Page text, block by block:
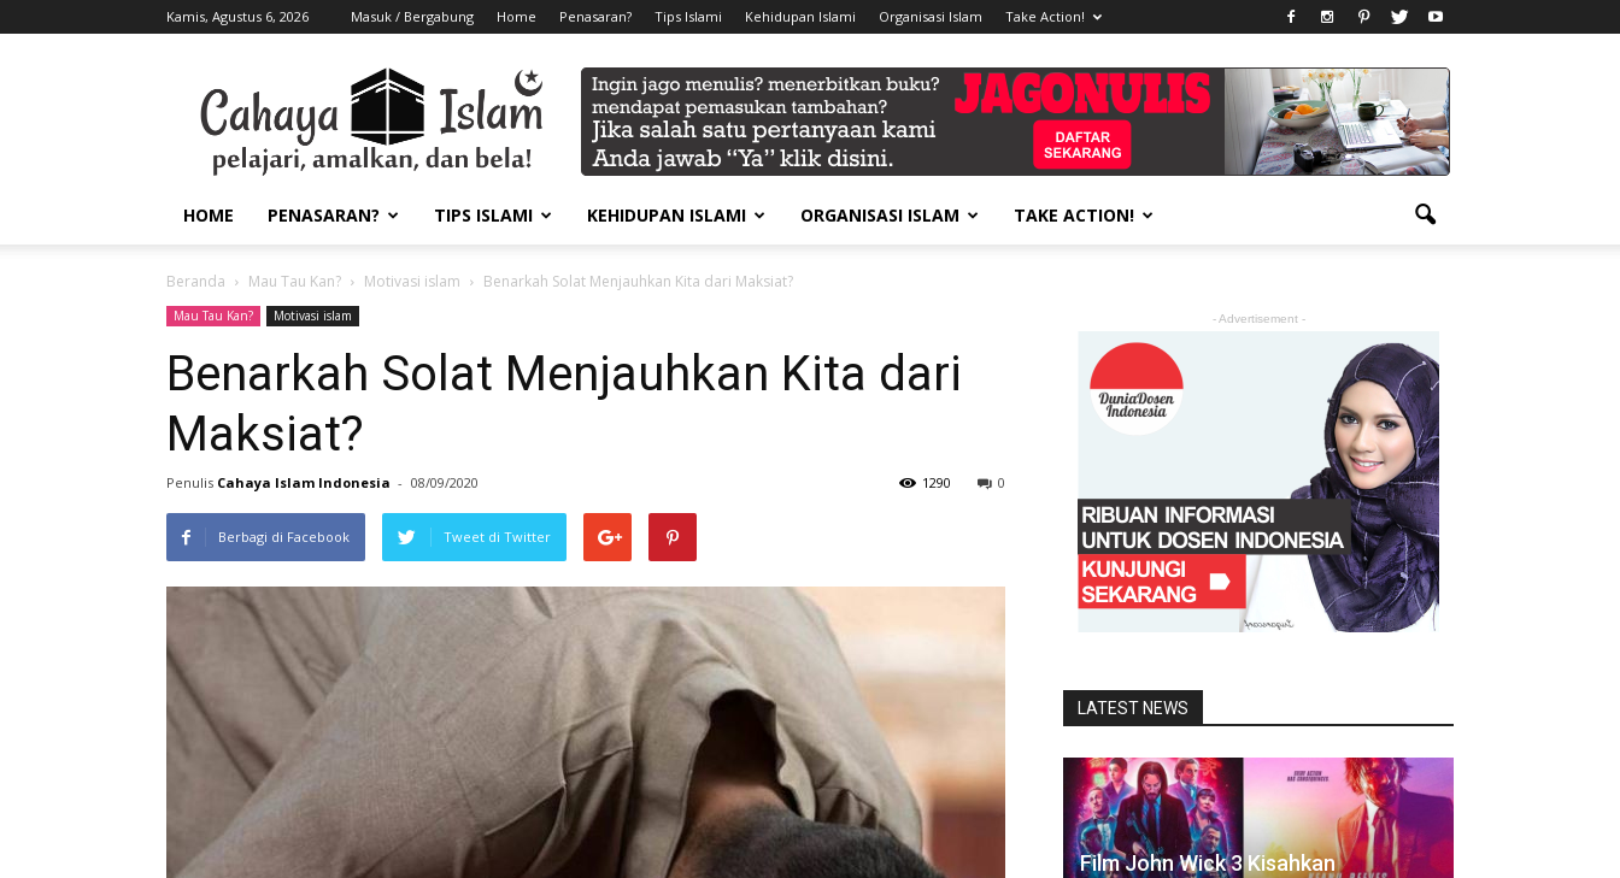
Kamis, Agustus 6, 2026 Masuk / Bergabung Home Penasaran? Tips Islami Kehidupan Islami Organisasi Islam Take Action!
HOME PENASARAN? TIPS ISLAMI KEHIDUPAN ISLAMI ORGANISASI ISLAM TAKE ACTION!
Beranda Mau Tau Kan? Motivasi islam Benarkah Solat Menjauhkan Kita dari Maksiat?
Mau Tau Kan? Motivasi islam
Benarkah Solat Menjauhkan Kita dari
Maksiat?
Penulis Cahaya Islam Indonesia - 08/09/2020 0
1290
Berbagi di Facebook Tweet di Twitter
- Advertisement -
LATEST NEWS
Film John Wick 3 Kisahkan